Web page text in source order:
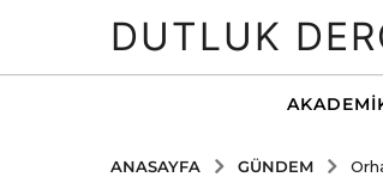
DUTLUK
ANASAYFA GÜNDEM